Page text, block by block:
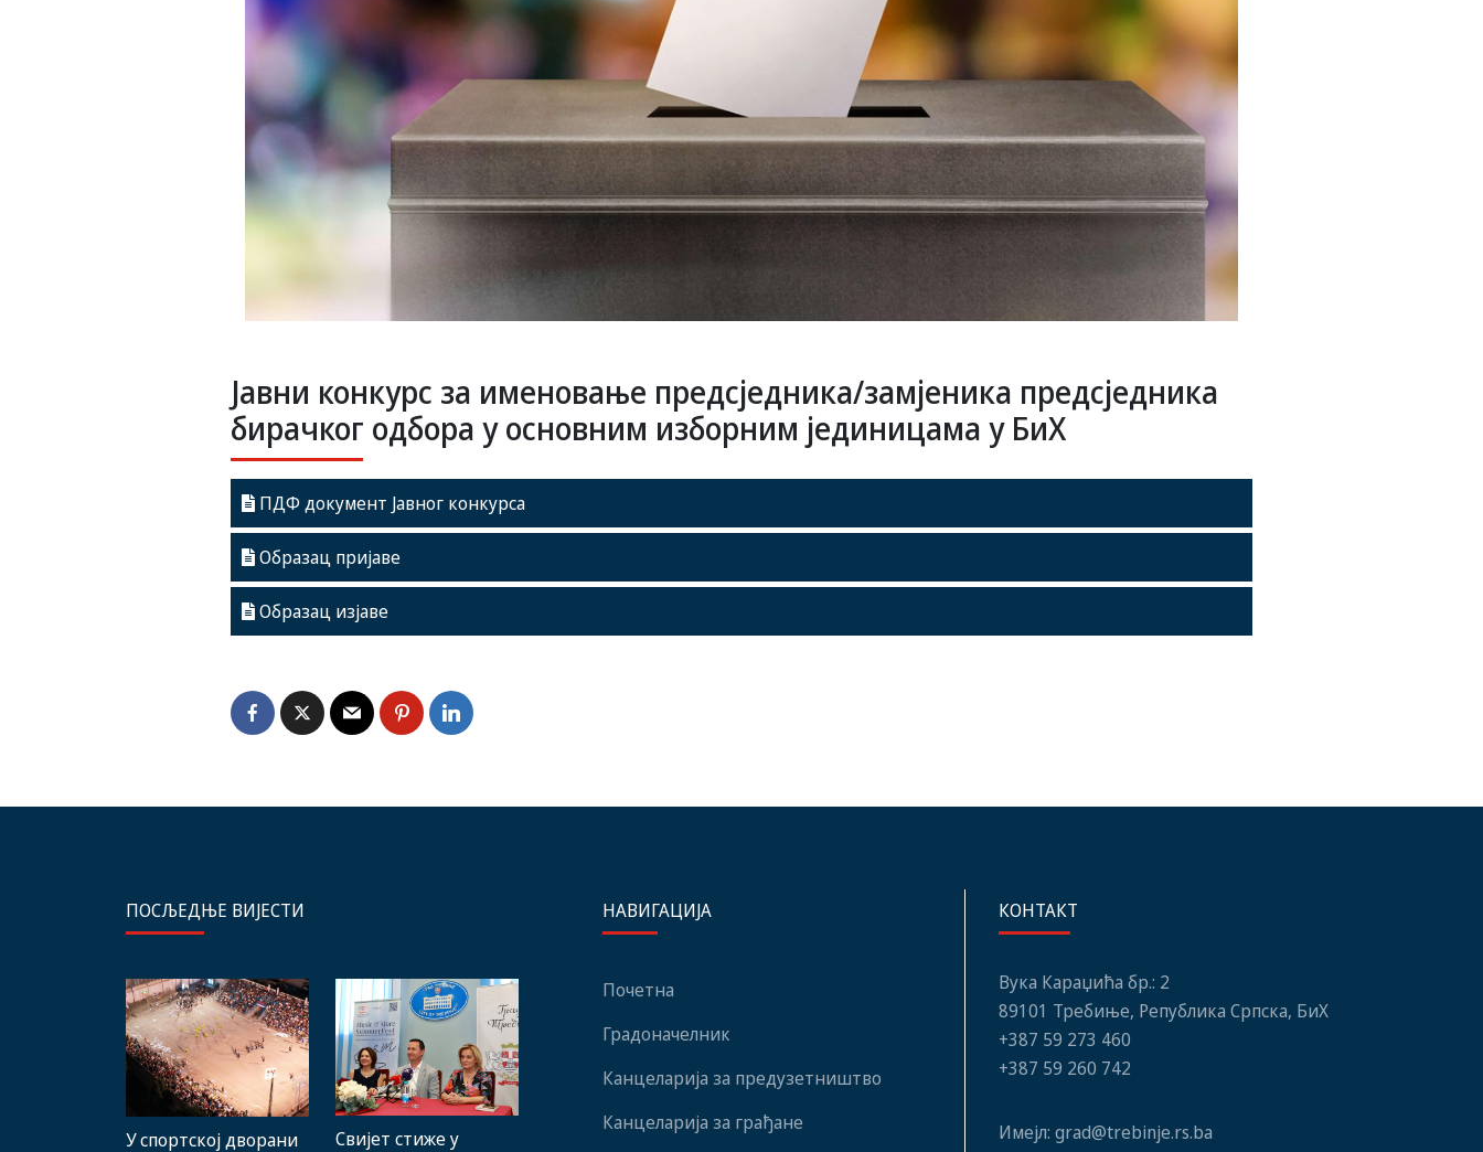
Јавни конкурс за именовање предсједника/замјеника предсједника
бирачког одбора у основним изборним јединицама у БиХ
ПДФ документ Јавног конкурса
Образац пријаве
Образац изјаве
ПОСЉЕДЊЕ ВИЈЕСТИ
У спортској дворани
Свијет стиже у
НАВИГАЦИЈА
Почетна
Градоначелник
Канцеларија за предузетништво
Канцеларија за грађане
КОНТАКТ
Вука Караџића бр.: 2
89101 Требиње, Република Српска, БиХ
+387 59 273 460
+387 59 260 742
Имејл: grad@trebinje.rs.ba